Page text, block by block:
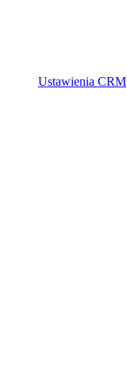
Ustawienia CRM